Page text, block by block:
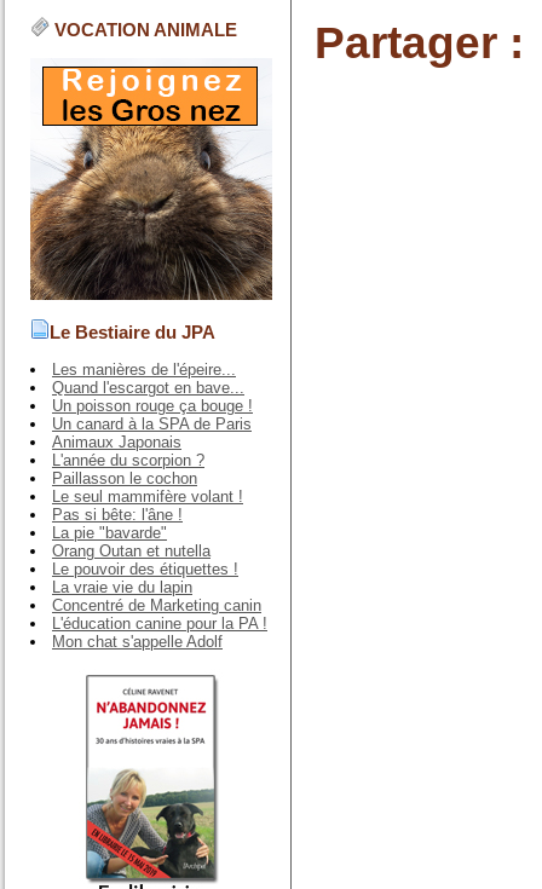
VOCATION ANIMALE
Le Bestiaire du JPA
Les manières de l'épeire...
Quand l'escargot en bave...
Un poisson rouge ça bouge !
Un canard à la SPA de Paris
Animaux Japonais
L'année du scorpion ?
Paillasson le cochon
Le seul mammifère volant !
Pas si bête: l'âne !
La pie "bavarde"
Orang Outan et nutella
Le pouvoir des étiquettes !
La vraie vie du lapin
Concentré de Marketing canin
L'éducation canine pour la PA !
Mon chat s'appelle Adolf
Partager :